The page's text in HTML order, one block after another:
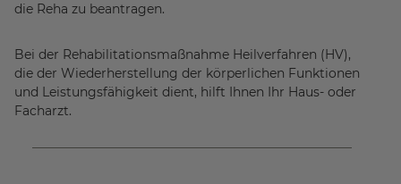
die Reha zu beantragen.
Bei der Rehabilitationsmaßnahme Heilverfahren (HV),
die der Wiederherstellung der körperlichen Funktionen
und Leistungsfähigkeit dient, hilft Ihnen Ihr Haus- oder
Facharzt.